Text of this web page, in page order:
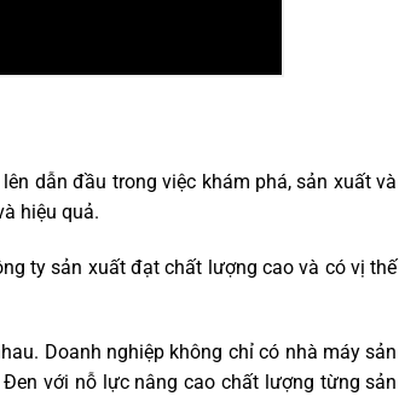
dẫn đầu trong việc khám phá, sản xuất và
hiệu quả.
ty sản xuất đạt chất lượng cao và có vị thế
Doanh nghiệp không chỉ có nhà máy sản
với nỗ lực nâng cao chất lượng từng sản